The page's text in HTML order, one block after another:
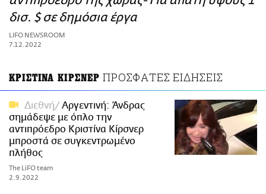
ΑΜΠΑ
PRINT
δισ. $ σε δημόσια έργα
LIFO NEWSROOM
7.12.2022
ΚΡΙΣΤΙΝΑ ΚΙΡΣΝΕΡ ΠΡΟΣΦΑΤΕΣ ΕΙΔΗΣΕΙΣ
Διεθνή
Αργεντινή: Άνδρας
σημάδεψε με όπλο την
αντιπρόεδρο Κριστίνα Κίρσνερ
μπροστά σε συγκεντρωμένο
πλήθος
The LiFO team
2.9.2022